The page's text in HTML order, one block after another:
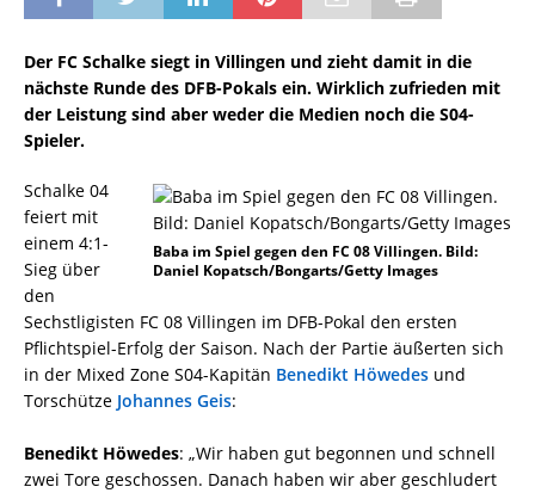
Der FC Schalke siegt in Villingen und zieht damit in die
nächste Runde des DFB-Pokals ein. Wirklich zufrieden mit
der Leistung sind aber weder die Medien noch die S04-
Spieler.
Baba im Spiel gegen den FC 08 Villingen. Bild:
Daniel Kopatsch/Bongarts/Getty Images
Schalke 04
feiert mit
einem 4:1-
Sieg über
den
Sechstligisten FC 08 Villingen im DFB-Pokal den ersten
Pflichtspiel-Erfolg der Saison. Nach der Partie äußerten sich
in der Mixed Zone S04-Kapitän Benedikt Höwedes und
Torschütze Johannes Geis:
Benedikt Höwedes: „Wir haben gut begonnen und schnell
zwei Tore geschossen. Danach haben wir aber geschludert